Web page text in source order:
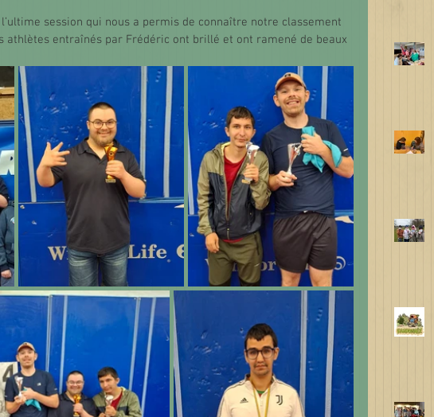
session qui nous a permis de connaître notre classement
athlètes entraînés par Frédéric ont brillé et ont ramené de beaux